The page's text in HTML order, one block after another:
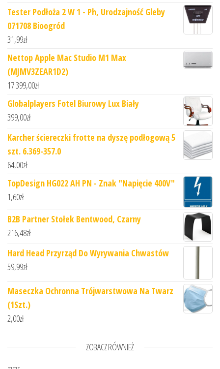
Tester Podłoża 2 W 1 - Ph, Urodzajność Gleby
071708 Bioogród
31,99zł
Nettop Apple Mac Studio M1 Max
(MJMV3ZEAR1D2)
17 399,00zł
Globalplayers Fotel Biurowy Lux Biały
399,00zł
Karcher ściereczki frotte na dyszę podłogową 5
szt. 6.369-357.0
64,00zł
TopDesign HG022 AH PN - Znak "Napięcie 400V"
1,60zł
B2B Partner Stołek Bentwood, Czarny
216,48zł
Hard Head Przyrząd Do Wyrywania Chwastów
59,99zł
Maseczka Ochronna Trójwarstwowa Na Twarz
(1Szt.)
2,00zł
ZOBACZ RÓWNIEŻ